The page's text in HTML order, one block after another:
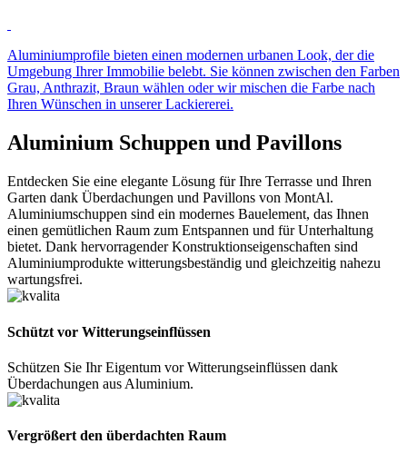
Aluminiumprofile bieten einen modernen urbanen Look, der die
Umgebung Ihrer Immobilie belebt. Sie können zwischen den Farben
Grau, Anthrazit, Braun wählen oder wir mischen die Farbe nach
Ihren Wünschen in unserer Lackiererei.
Aluminium Schuppen und Pavillons
Entdecken Sie eine elegante Lösung für Ihre Terrasse und Ihren
Garten dank Überdachungen und Pavillons von MontAl.
Aluminiumschuppen sind ein modernes Bauelement, das Ihnen
einen gemütlichen Raum zum Entspannen und für Unterhaltung
bietet. Dank hervorragender Konstruktionseigenschaften sind
Aluminiumprodukte witterungsbeständig und gleichzeitig nahezu
wartungsfrei.
Schützt vor Witterungseinflüssen
Schützen Sie Ihr Eigentum vor Witterungseinflüssen dank
Überdachungen aus Aluminium.
Vergrößert den überdachten Raum